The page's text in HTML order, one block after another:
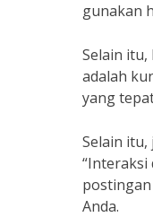
gunakan
Selain
adalah
yang
Selain
“Interaksi
Anda.